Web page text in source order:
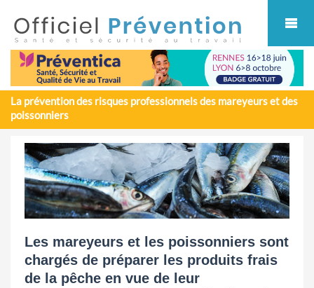
La prévention des risques professionnels des mareyeurs et des
poissonniers
Les mareyeurs et les poissonniers sont
chargés de préparer les produits frais
de la pêche en vue de leur